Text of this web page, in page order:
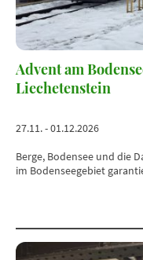
Advent am
Liechetenstein
27.11. - 01.12.2026
Berge, Bodensee und die
im Bodenseegebiet